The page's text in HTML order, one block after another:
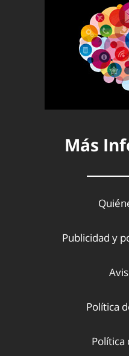
Más
Publicidad y
Política
Política